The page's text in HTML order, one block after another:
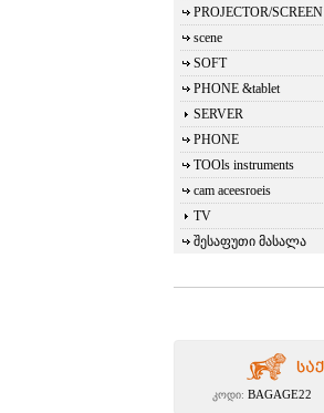
PROJECTOR/SCREEN
scene
SOFT
PHONE &tablet
SERVER
PHONE
TOOls instruments
cam aceesroeis
TV
შესაფუთი მასალა
კოდი: BAGAGE22